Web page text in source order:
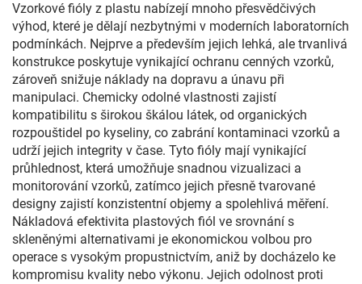
Vzorkové fióly z plastu nabízejí mnoho přesvědčivých
výhod, které je dělají nezbytnými v moderních laboratorních
podmínkách. Nejprve a především jejich lehká, ale trvanlivá
konstrukce poskytuje vynikající ochranu cenných vzorků,
zároveň snižuje náklady na dopravu a únavu při
manipulaci. Chemicky odolné vlastnosti zajistí
kompatibilitu s širokou škálou látek, od organických
rozpouštidel po kyseliny, co zabrání kontaminaci vzorků a
udrží jejich integrity v čase. Tyto fióly mají vynikající
průhlednost, která umožňuje snadnou vizualizaci a
monitorování vzorků, zatímco jejich přesně tvarované
designy zajistí konzistentní objemy a spolehlivá měření.
Nákladová efektivita plastových fiól ve srovnání s
skleněnými alternativami je ekonomickou volbou pro
operace s vysokým propustnictvím, aniž by docházelo ke
kompromisu kvality nebo výkonu. Jejich odolnost proti